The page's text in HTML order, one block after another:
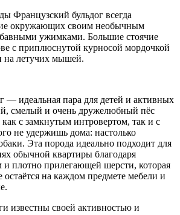
Французский бульдог всегда
окружающих своим необычным
ужимками. Большие стоячие
с приплюснутой курносой мордочкой
на летучих мышей.
— идеальная пара для детей и активных
смелый и очень дружелюбный пёс
как с замкнутым интровертом, так и с
не удержишь дома: настолько
Эта порода идеально подходит для
обычной квартиры благодаря
и плотно прилегающей шерсти, которая
остаётся на каждом предмете мебели и
известны своей активностью и